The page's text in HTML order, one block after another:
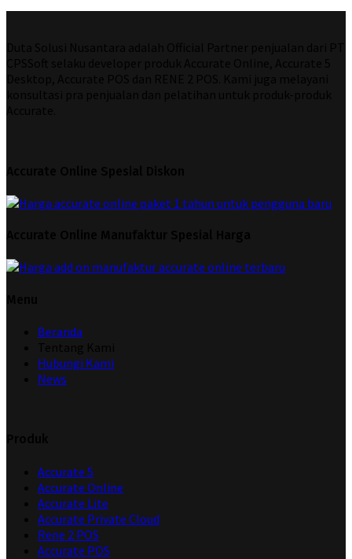
Beranda
Hubungi Kami
News
Accurate 5
Accurate Online
Accurate Lite
Accurate Private Cloud
Rene 2 POS
Accurate POS